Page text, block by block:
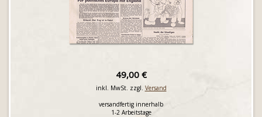
49,00 €
inkl. MwSt. zzgl. Versand
versandfertig innerhalb
1-2 Arbeitstage